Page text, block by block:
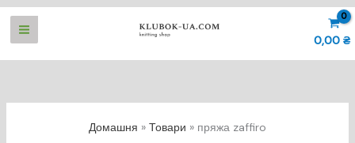
Перейти
0,00 ₴
Домашня Товари пряжа zaffiro